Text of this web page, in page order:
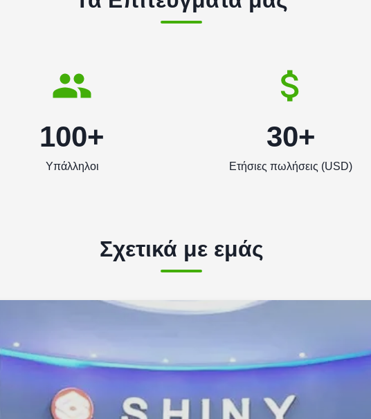
100+
Υπάλληλοι
30+
Ετήσιες πωλήσεις (USD)
Σχετικά με εμάς